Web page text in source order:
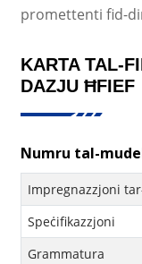
promettenti fid-
KARTA TAL-
DAZJU ĦFIEF
Numru tal-
Impregnazzjoni
Speċifikazzjoni
Grammatura